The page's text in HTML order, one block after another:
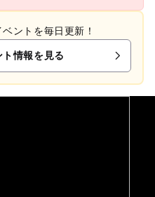
ントを毎日更新！
情報を見る